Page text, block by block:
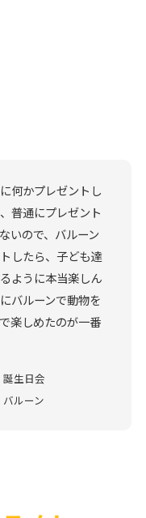
何かプレゼントし
普通にプレゼント
いので、バルーン
したら、子ども達
ように本当楽しん
バルーンで動物を
楽しめたのが一番
生日会
ルーン